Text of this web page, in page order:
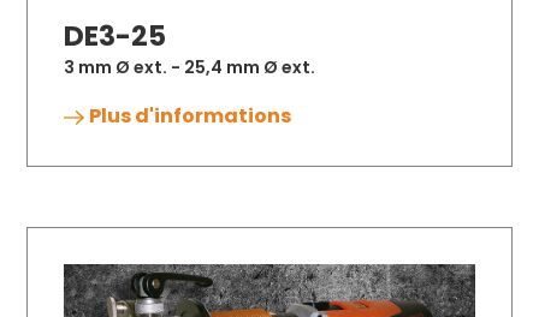
DE3-25
3 mm Ø ext. - 25,4 mm Ø ext.
Plus d'informations